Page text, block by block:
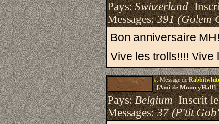
Pays:Switzerland
Messages:391 (Golem
Bon anniversaire
Vive les trolls!!!! Vive
#.Message de
[Ami de MountyHall]
Pays:BelgiumInscrit
Messages:37 (P'tit